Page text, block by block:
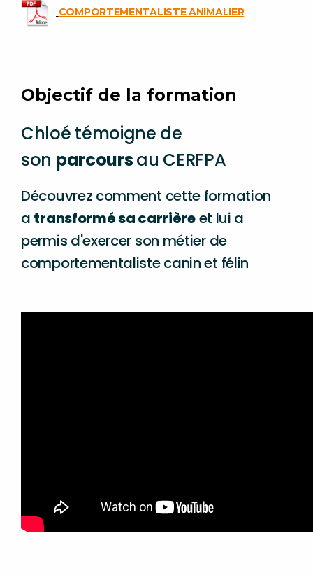
COMPORTEMENTALISTE ANIMALIER
Objectif de la formation
Chloé témoigne de
son parcoursau CERFPA
Découvrez comment cette formation
a transformé sa carrièreet lui a
permis d'exercer son métier de
comportementaliste canin et félin